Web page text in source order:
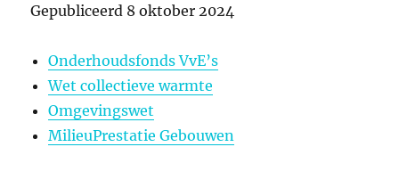
Gepubliceerd 8 oktober 2024
Onderhoudsfonds VvE’s
Wet collectieve warmte
Omgevingswet
MilieuPrestatie Gebouwen